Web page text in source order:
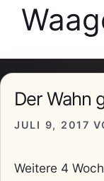
Der Wahn
JULI 9, 2017
Weitere 4